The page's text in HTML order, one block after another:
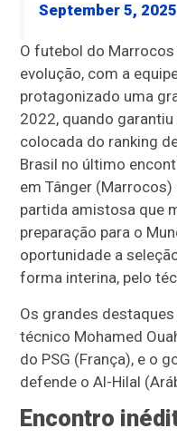
September 5, 2025
O futebol do
evolução, com a
protagonizado uma
2022, quando
colocada do ranking
Brasil no último
em Tânger
partida amistosa que
preparação para o
oportunidade a
forma interina, pelo
Os grandes
técnico Mohamed
do PSG (França), e o
defende o Al-Hilal
Encontro